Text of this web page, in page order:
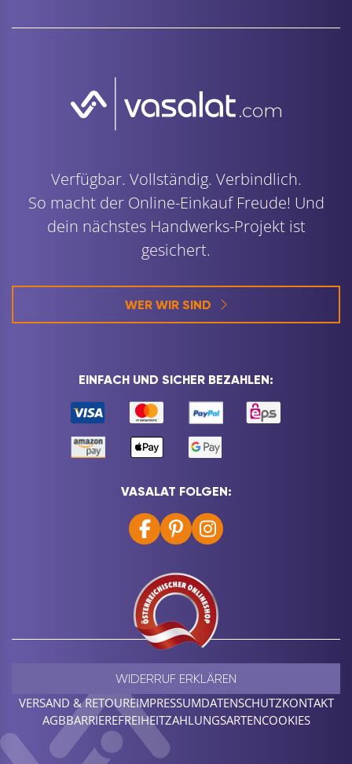
Verfügbar. Vollständig. Verbindlich.
So macht der Online-Einkauf Freude! Und
dein nächstes Handwerks-Projekt ist
gesichert.
WER WIR SIND
EINFACH UND SICHER BEZAHLEN:
VASALAT FOLGEN:
VERSAND & RETOUREIMPRESSUMDATENSCHUTZKONTAKT
AGBBARRIEREFREIHEITZAHLUNGSARTENCOOKIES
WIDERRUF ERKLÄREN